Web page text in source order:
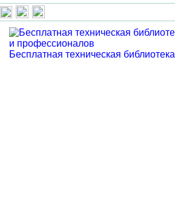
Бесплатная техническая библиотека